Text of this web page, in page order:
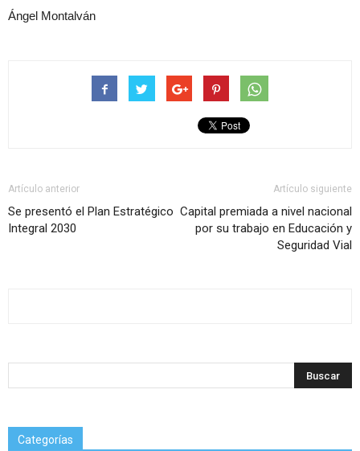
Ángel Montalván
Artículo anterior
Se presentó el Plan Estratégico
Integral 2030
Artículo siguiente
Capital premiada a nivel nacional
por su trabajo en Educación y
Seguridad Vial
Categorías